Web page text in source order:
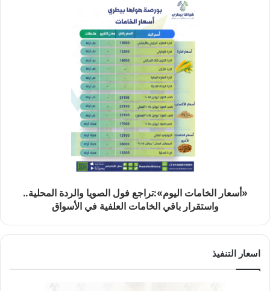
«أسعار الخامات اليوم»:تراجع فول الصويا والردة المحلية..
واستقرار باقي الخامات العلفية في الأسواق
اسعار التنفيذ